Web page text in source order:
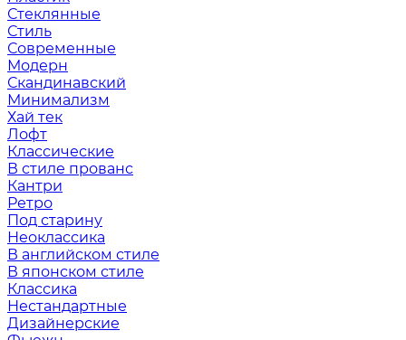
Стеклянные
Стиль
Современные
Модерн
Скандинавский
Минимализм
Хай тек
Лофт
Классические
В стиле прованс
Кантри
Ретро
Под старину
Неоклассика
В английском стиле
В японском стиле
Классика
Нестандартные
Дизайнерские